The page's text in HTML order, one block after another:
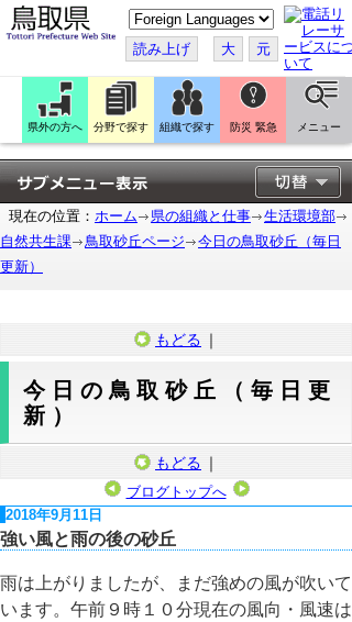
こ
の
ペ
ー
ジ
翻
訳
す
る
読み上げ 大 元
県外の方へ 分野で探す 組織で探す 防災 緊急 メニュー
現在の位置： ホーム 県の組織と仕事
生活環境部
自然共生課
鳥取砂丘ページ
今日の鳥取砂丘（毎日
更新）
もどる ｜
今日の鳥取砂丘（毎日更
新）
もどる ｜
ブログトップへ
2018年9月11日
強い風と雨の後の砂丘
雨は上がりましたが、まだ強めの風が吹いて
います。午前９時１０分現在の風向・風速は